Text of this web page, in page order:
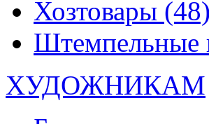
Хозтовары (48)
Штемпельные
ХУДОЖНИКАМ